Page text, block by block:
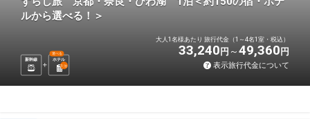
ルから選べる！＞
新幹線 ホテル
選べる
1 泊
大人1名様あたり 旅行代金（1～4名1室・税込）
33,240 円 49,360 円
表示旅行代金について